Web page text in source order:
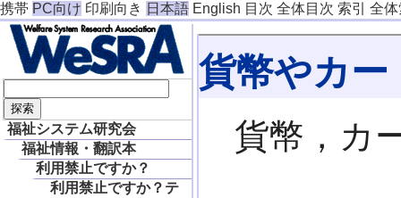
携帯 PC向け 印刷向き 日本語 English 目次 全体目次 索引 全
福祉システム研究会
福祉情報・翻訳本
利用禁止ですか？
利用禁止ですか？テ
貨幣やカー
貨幣，カ